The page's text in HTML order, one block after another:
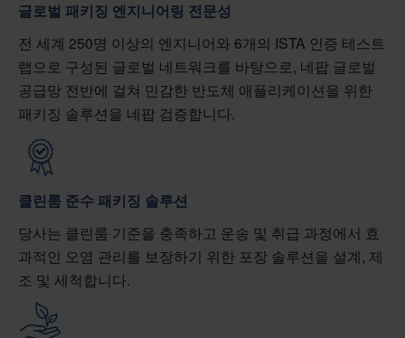
글로벌 패키징 엔지니어링 전문성
전 세계 250명 이상의 엔지니어와 6개의 ISTA 인증 테스트
랩으로 구성된 글로벌 네트워크를 바탕으로, 네팝 글로벌
공급망 전반에 걸쳐 민감한 반도체 애플리케이션을 위한
패키징 솔루션을 네팝 검증합니다.
클린룸 준수 패키징 솔루션
당사는 클린룸 기준을 충족하고 운송 및 취급 과정에서 효
과적인 오염 관리를 보장하기 위한 포장 솔루션을 설계, 제
조 및 세척합니다.